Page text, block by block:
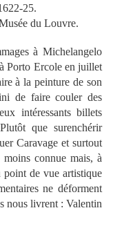
25.
du Louvre.
à Michelangelo
Porto Ercole en juillet
à la peinture de son
de faire couler des
intéressants billets
que surenchérir
Caravage et surtout
connue mais, à
point de vue artistique
ne déforment
nous livrent : Valentin